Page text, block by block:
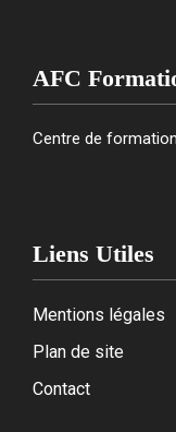
AFC
Centre de
Liens Utiles
Mentions légales
Plan de site
Contact